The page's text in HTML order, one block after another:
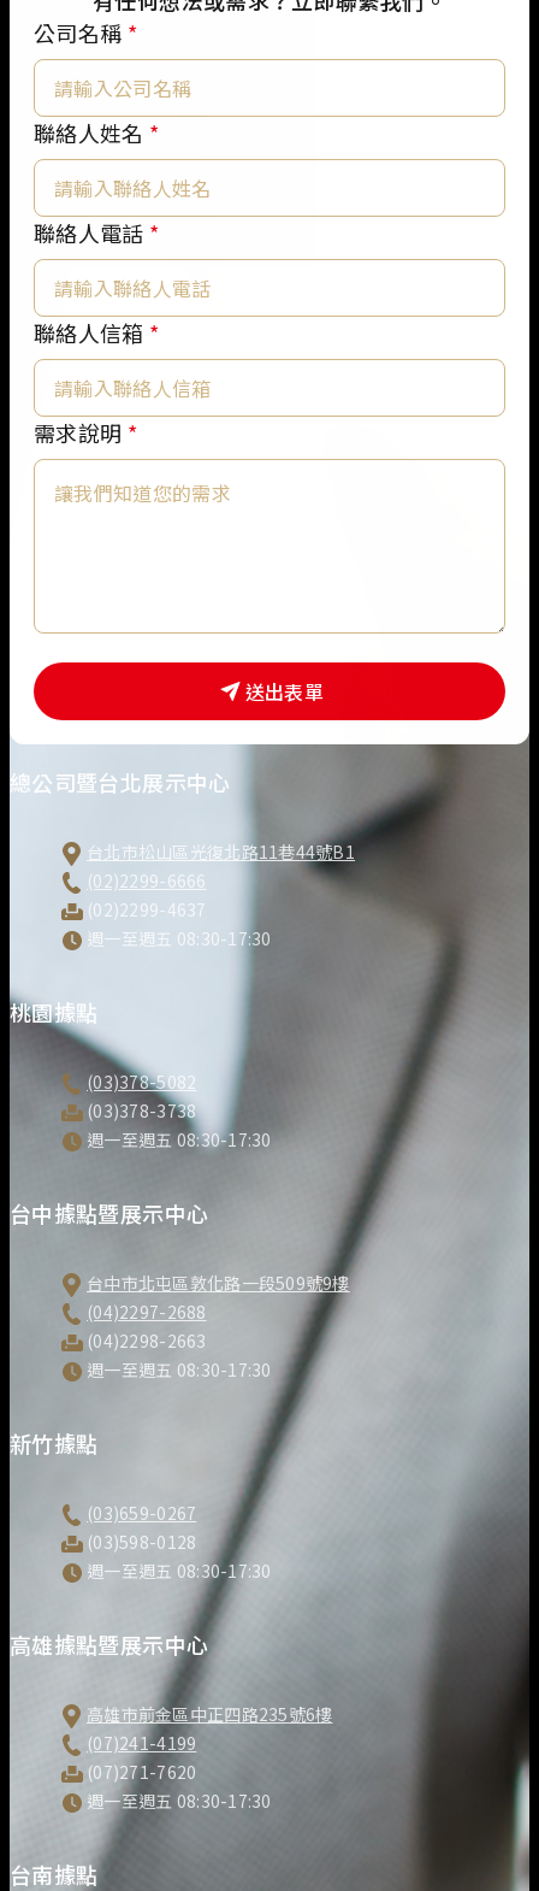
總公司暨台北展示中心
台北市松山區光復北路11巷44號B1
(02)2299-6666
(02)2299-4637
週一至週五 08:30-17:30
桃園據點
(03)378-5082
(03)378-3738
週一至週五 08:30-17:30
台中據點暨展示中心
台中市北屯區敦化路一段509號9樓
(04)2297-2688
(04)2298-2663
週一至週五 08:30-17:30
新竹據點
(03)659-0267
(03)598-0128
週一至週五 08:30-17:30
高雄據點暨展示中心
高雄市前金區中正四路235號6樓
(07)241-4199
(07)271-7620
週一至週五 08:30-17:30
台南據點
公司名稱 *
聯絡人姓名 *
*
聯
絡
人
姓
名
*
聯絡人電話 *
聯絡人信箱 *
需求說明 *
送出表單